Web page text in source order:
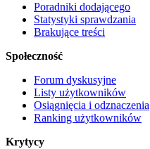
Poradniki dodającego
Statystyki sprawdzania
Brakujące treści
Społeczność
Forum dyskusyjne
Listy użytkowników
Osiągnięcia i odznaczenia
Ranking użytkowników
Krytycy